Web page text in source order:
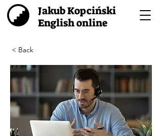
Jakub Kopciński
English online
< Back